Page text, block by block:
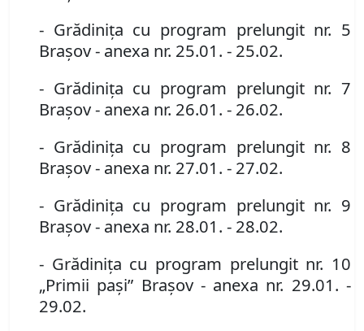
- Grădiniţa cu program prelungit nr. 5
Braşov- anexa nr. 25.01. - 25.02.
- Grădiniţa cu program prelungit nr. 7
Braşov- anexa nr. 26.01. - 26.02.
- Grădiniţa cu program prelungit nr. 8
Braşov- anexa nr. 27.01. - 27.02.
- Grădiniţa cu program prelungit nr. 9
Braşov- anexa nr. 28.01. - 28.02.
- Grădiniţa cu program prelungit nr. 10
„Primii paşi” Braşov - anexa nr. 29.01. -
29.02.